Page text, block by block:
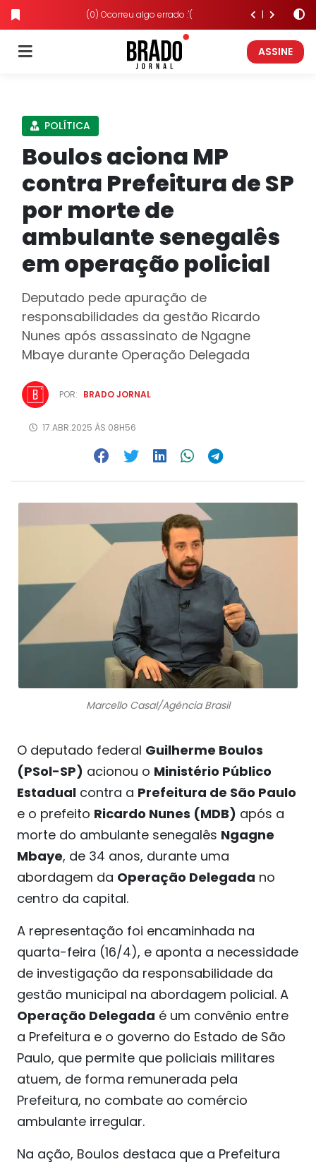
(0) Ocorreu algo errado :'(
ASSINE
POLÍTICA
Boulos aciona MP
contra Prefeitura de SP
por morte de
ambulante senegalês
em operação policial
Deputado pede apuração de
responsabilidades da gestão Ricardo
Nunes após assassinato de Ngagne
Mbaye durante Operação Delegada
POR: BRADO JORNAL
17.ABR.2025 ÀS 08H56
Marcello Casal/Agência Brasil
O deputado federal Guilherme Boulos
(PSol-SP) acionou o Ministério Público
Estadual contra a Prefeitura de São Paulo
e o prefeito Ricardo Nunes (MDB) após a
morte do ambulante senegalês Ngagne
Mbaye, de 34 anos, durante uma
abordagem da Operação Delegada no
centro da capital.
A representação foi encaminhada na
quarta-feira (16/4), e aponta a necessidade
de investigação da responsabilidade da
gestão municipal na abordagem policial. A
Operação Delegada é um convênio entre
a Prefeitura e o governo do Estado de São
Paulo, que permite que policiais militares
atuem, de forma remunerada pela
Prefeitura, no combate ao comércio
ambulante irregular.
Na ação, Boulos destaca que a Prefeitura